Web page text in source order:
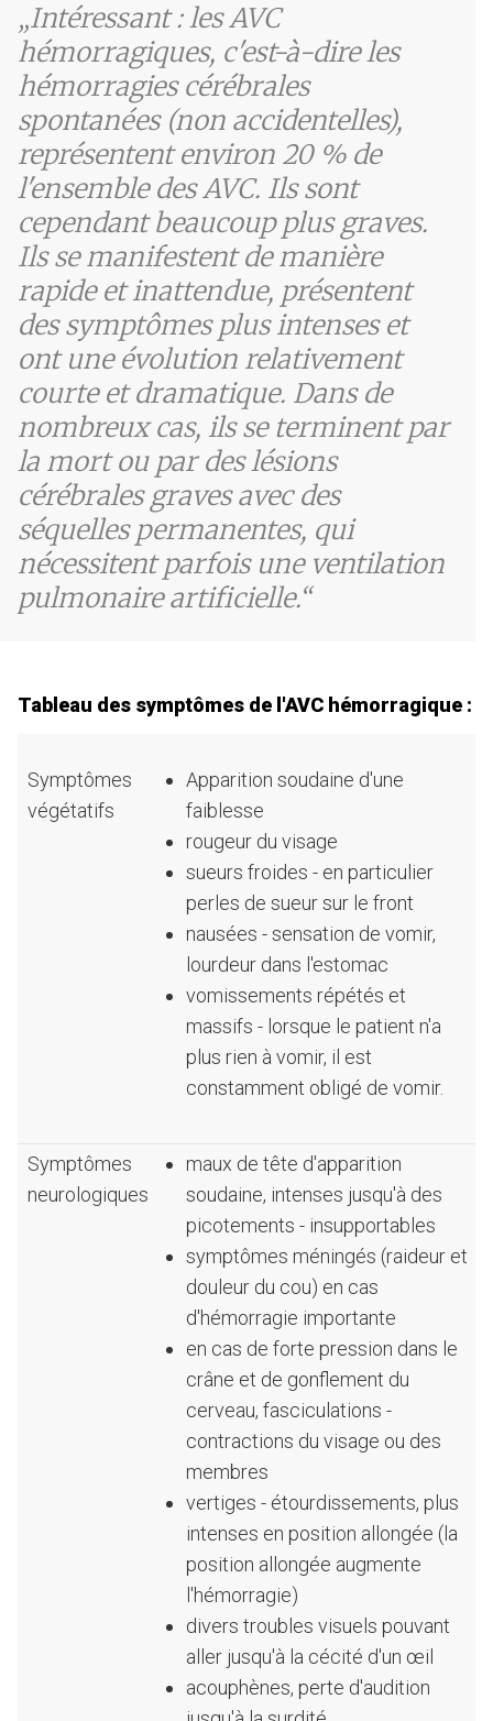
Intéressant : les AVC
hémorragiques, c'est-à-dire les
hémorragies cérébrales
spontanées (non accidentelles),
représentent environ 20 % de
l'ensemble des AVC. Ils sont
cependant beaucoup plus graves.
Ils se manifestent de manière
rapide et inattendue, présentent
des symptômes plus intenses et
ont une évolution relativement
courte et dramatique. Dans de
nombreux cas, ils se terminent par
la mort ou par des lésions
cérébrales graves avec des
séquelles permanentes, qui
nécessitent parfois une ventilation
pulmonaire artificielle.
Tableau des symptômes de l'AVC hémorragique :
Symptômes
végétatifs
Apparition soudaine d'une
faiblesse
rougeur du visage
sueurs froides - en particulier
perles de sueur sur le front
nausées - sensation de vomir,
lourdeur dans l'estomac
vomissements répétés et
massifs - lorsque le patient n'a
plus rien à vomir, il est
constamment obligé de vomir.
Symptômes
neurologiques
maux de tête d'apparition
soudaine, intenses jusqu'à des
picotements - insupportables
symptômes méningés (raideur et
douleur du cou) en cas
d'hémorragie importante
en cas de forte pression dans le
crâne et de gonflement du
cerveau, fasciculations -
contractions du visage ou des
membres
vertiges - étourdissements, plus
intenses en position allongée (la
position allongée augmente
l'hémorragie)
divers troubles visuels pouvant
aller jusqu'à la cécité d'un œil
acouphènes, perte d'audition